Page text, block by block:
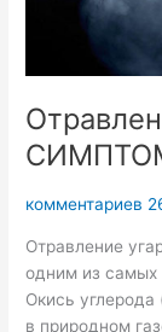
комментариев
Отравление
одним из самых
Окись
в природном